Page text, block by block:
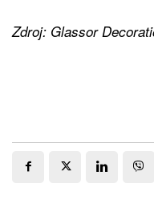
Zdroj: Glassor